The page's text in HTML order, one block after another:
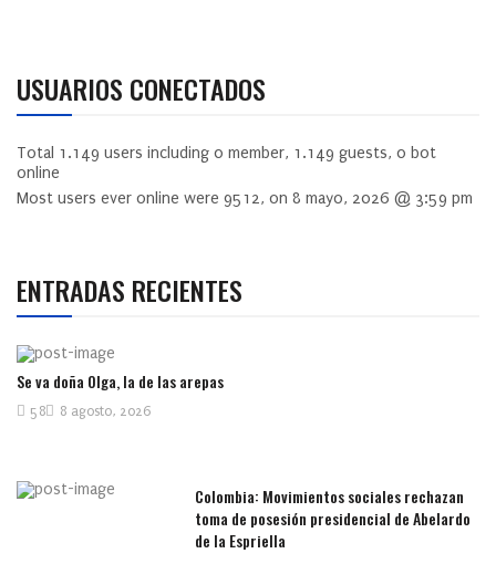
USUARIOS CONECTADOS
Total 1.149 users including 0 member, 1.149 guests, 0 bot
online
Most users ever online were 9512, on 8 mayo, 2026 @ 3:59 pm
ENTRADAS RECIENTES
Se va doña Olga, la de las arepas
8 agosto, 2026
58
Colombia: Movimientos sociales rechazan
toma de posesión presidencial de Abelardo
de la Espriella